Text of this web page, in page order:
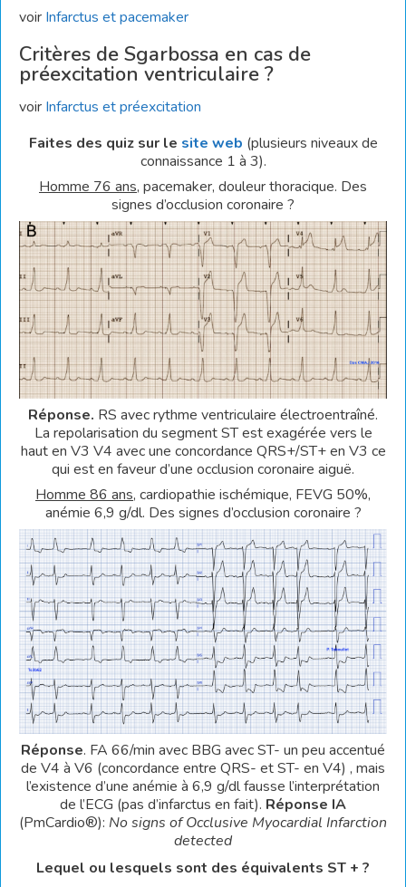
voir Infarctus et pacemaker
Critères de Sgarbossa en cas de
préexcitation ventriculaire ?
voir Infarctus et préexcitation
Faites des quiz sur le site web (plusieurs niveaux de
connaissance 1 à 3).
Homme 76 ans, pacemaker, douleur thoracique. Des
signes d’occlusion coronaire ?
Réponse. RS avec rythme ventriculaire électroentraîné.
La repolarisation du segment ST est exagérée vers le
haut en V3 V4 avec une concordance QRS+/ST+ en V3 ce
qui est en faveur d’une occlusion coronaire aiguë.
Homme 86 ans, cardiopathie ischémique, FEVG 50%,
anémie 6,9 g/dl. Des signes d’occlusion coronaire ?
Réponse. FA 66/min avec BBG avec ST- un peu accentué
de V4 à V6 (concordance entre QRS- et ST- en V4) , mais
l’existence d’une anémie à 6,9 g/dl fausse l’interprétation
de l’ECG (pas d’infarctus en fait). Réponse IA
(PmCardio®): No signs of Occlusive Myocardial Infarction
detected
Lequel ou lesquels sont des équivalents ST + ?